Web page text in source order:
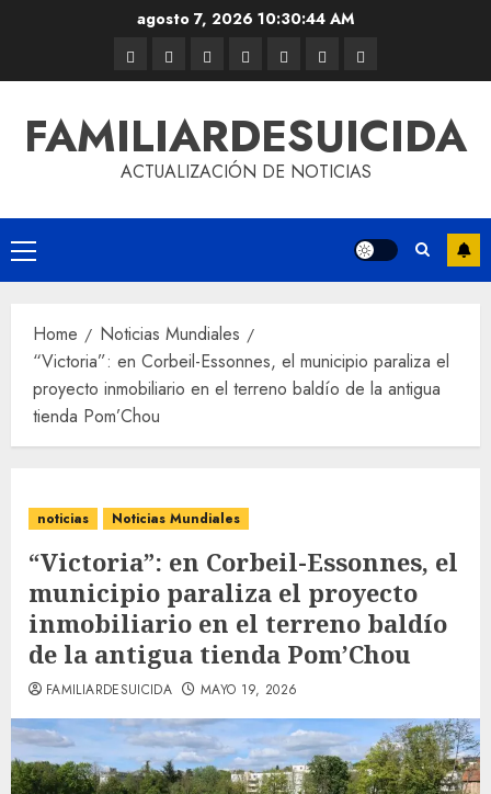
agosto 7, 2026 10:30:44 AM
FAMILIARDESUICIDA
ACTUALIZACIÓN DE NOTICIAS
Home
Noticias Mundiales
“Victoria”: en Corbeil-Essonnes, el municipio paraliza el
proyecto inmobiliario en el terreno baldío de la antigua
tienda Pom’Chou
noticias Noticias Mundiales
“Victoria”: en Corbeil-Essonnes, el
municipio paraliza el proyecto
inmobiliario en el terreno baldío
de la antigua tienda Pom’Chou
FAMILIARDESUICIDA MAYO 19, 2026